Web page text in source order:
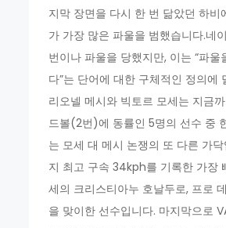
지막 장면을 다시 한 번 닮았던 하비
가 가장 많은 파울을 범했습니다.네
번이나 파울을 당했지만, 이는 “파울
다”는 단어에 대한 구체적인 정의에
리오넬 메시와 빅토르 모세는 지금
드볼(2번)에 동률인 5명의 선수 중
는 모세 대 메시 논쟁의 또 다른 가
지 최고 구속 34kph를 기록한 가장
세의 크리스티아누 호날두로, 프로
을 맞이한 선수입니다. 마지막으로